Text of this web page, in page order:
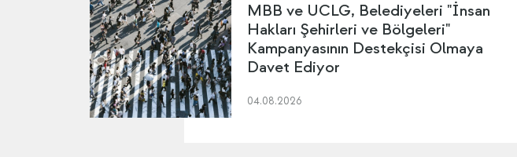
MBB ve UCLG, Belediyeleri "İnsan
Hakları Şehirleri ve Bölgeleri"
Kampanyasının Destekçisi Olmaya
Davet Ediyor
04.08.2026